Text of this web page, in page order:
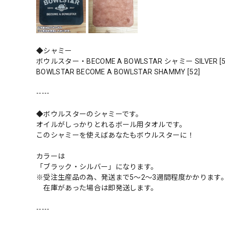
◆シャミー
ボウルスター・BECOME A BOWLSTAR シャミー SILVER
BOWLSTAR BECOME A BOWLSTAR SHAMMY [52]
-----
◆ボウルスターのシャミーです。
オイルがしっかりとれるボール用タオルです。
このシャミーを使えばあなたもボウルスターに！
カラーは
「ブラック・シルバー」になります。
※受注生産品の為、発送まで5〜2〜3週間程度かかります
在庫があった場合は即発送します。
-----